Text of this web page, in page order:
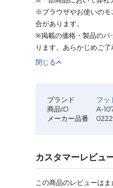
※ブラウザやお使いのモ
合があります。
※掲載の価格・製品のパ
ります。あらかじめご了
閉じる
ブランド
フッ
商品ID
A-
メーカー品番
カスタマーレビュ
この商品のレビューはま